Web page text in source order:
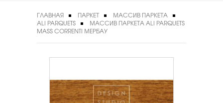
ГЛАВНАЯ ПАРКЕТ
МАССИВ ПАРКЕТА
ALI PARQUETS
МАССИВ ПАРКЕТА ALI PARQUETS
MASS CORRENTI МЕРБАУ